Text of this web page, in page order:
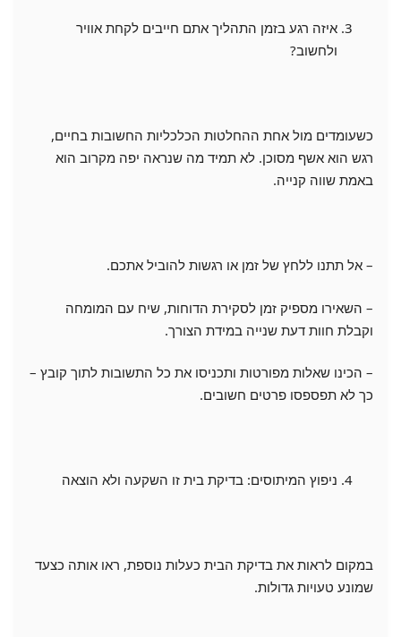
איזה רגע בזמן התהליך אתם חייבים לקחת אוויר
ולחשוב?
כשעומדים מול אחת ההחלטות הכלכליות החשובות בחיים,
רגש הוא אשף מסוכן. לא תמיד מה שנראה יפה מקרוב הוא
באמת שווה קנייה.
– אל תתנו ללחץ של זמן או רגשות להוביל אתכם.
– השאירו מספיק זמן לסקירת הדוחות, שיח עם המומחה
וקבלת חוות דעת שנייה במידת הצורך.
– הכינו שאלות מפורטות ותכניסו את כל התשובות לתוך קובץ –
כך לא תפספסו פרטים חשובים.
ניפוץ המיתוסים: בדיקת בית זו השקעה ולא הוצאה
במקום לראות את בדיקת הבית כעלות נוספת, ראו אותה כצעד
שמונע טעויות גדולות.